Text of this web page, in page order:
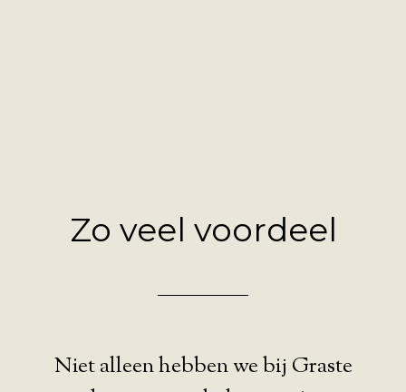
Zo veel voordeel
Niet alleen hebben we bij Graste